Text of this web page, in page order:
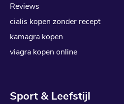
Reviews
cialis kopen zonder recept
kamagra kopen
viagra kopen online
Sport & Leefstijl